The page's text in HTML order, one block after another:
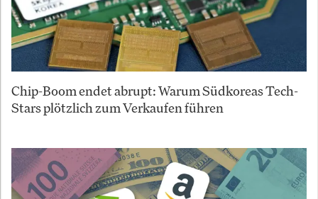
Chip-Boom endet abrupt: Warum Südkoreas Tech-
Stars plötzlich zum Verkaufen führen